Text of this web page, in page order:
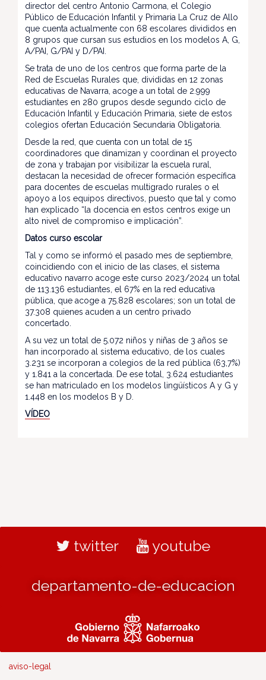
director del centro Antonio Carmona, el Colegio
Público de Educación Infantil y Primaria La Cruz de Allo
que cuenta actualmente con 68 escolares divididos en
8 grupos que cursan sus estudios en los modelos A, G,
A/PAI, G/PAI y D/PAI.
Se trata de uno de los centros que forma parte de la
Red de Escuelas Rurales que, divididas en 12 zonas
educativas de Navarra, acoge a un total de 2.999
estudiantes en 280 grupos desde segundo ciclo de
Educación Infantil y Educación Primaria, siete de estos
colegios ofertan Educación Secundaria Obligatoria.
Desde la red, que cuenta con un total de 15
coordinadores que dinamizan y coordinan el proyecto
de zona y trabajan por visibilizar la escuela rural,
destacan la necesidad de ofrecer formación específica
para docentes de escuelas multigrado rurales o el
apoyo a los equipos directivos, puesto que tal y como
han explicado “la docencia en estos centros exige un
alto nivel de compromiso e implicación”.
Datos curso escolar
Tal y como se informó el pasado mes de septiembre,
coincidiendo con el inicio de las clases, el sistema
educativo navarro acoge este curso 2023/2024 un total
de 113.136 estudiantes, el 67% en la red educativa
pública, que acoge a 75.828 escolares; son un total de
37.308 quienes acuden a un centro privado
concertado.
A su vez un total de 5.072 niños y niñas de 3 años se
han incorporado al sistema educativo, de los cuales
3.231 se incorporan a colegios de la red pública (63,7%)
y 1.841 a la concertada. De ese total, 3.624 estudiantes
se han matriculado en los modelos lingüísticos A y G y
1.448 en los modelos B y D.
VÍDEO
twitter youtube
departamento-de-educacion
aviso-legal